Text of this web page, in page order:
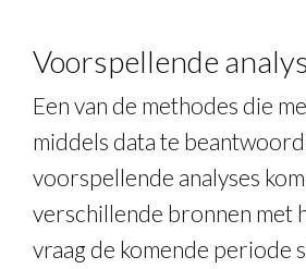
Voorspellende
Een van de methodes die
middels data te
voorspellende analyses
verschillende bronnen met
vraag de komende periode